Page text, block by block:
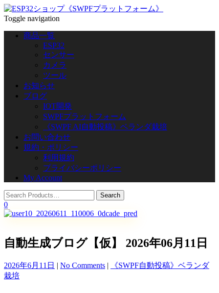
Toggle navigation
商品一覧
ESP32
センサー
カメラ
ツール
お知らせ
ブログ
IOT開発
SWPFプラットフォーム
《SWPF AI自動投稿》ベランダ栽培
お問い合わせ
規約・ポリシー
利用規約
プライバシーポリシー
My Account
0
自動生成ブログ【仮】 2026年06月11日
2026年6月11日 | No Comments |
《SWPF自動投稿》ベランダ
栽培